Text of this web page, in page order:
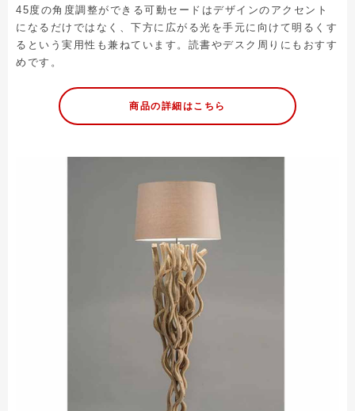
45度の角度調整ができる可動セードはデザインのアクセント
になるだけではなく、下方に広がる光を手元に向けて明るくす
るという実用性も兼ねています。読書やデスク周りにもおすす
めです。
商品の詳細はこちら